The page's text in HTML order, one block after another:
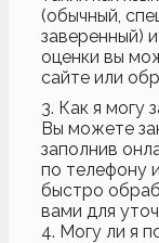
(обычный,
заверенный)
оценки вы
сайте или
3. Как я могу
Вы можете
заполнив
по телефону
быстро
вами для
4. Могу ли я